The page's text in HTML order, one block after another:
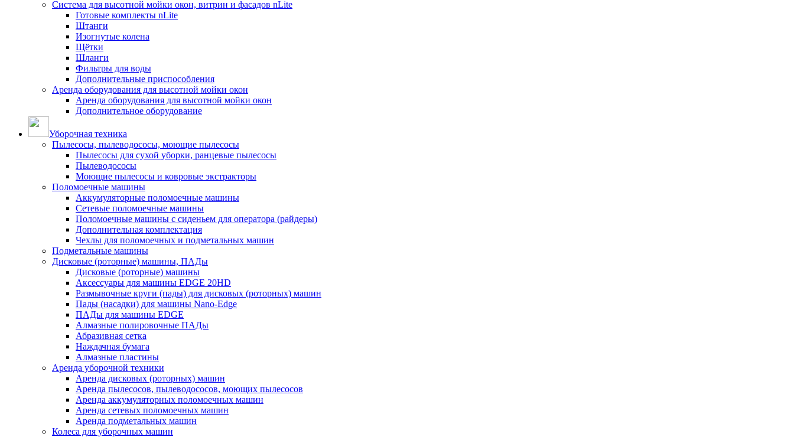
Система для высотной мойки окон, витрин и фасадов nLite
Готовые комплекты nLite
Штанги
Изогнутые колена
Щётки
Шланги
Фильтры для воды
Дополнительные приспособления
Аренда оборудования для высотной мойки окон
Аренда оборудования для высотной мойки окон
Дополнительное оборудование
Уборочная техника
Пылесосы, пылеводососы, моющие пылесосы
Пылесосы для сухой уборки, ранцевые пылесосы
Пылеводососы
Моющие пылесосы и ковровые экстракторы
Поломоечные машины
Аккумуляторные поломоечные машины
Сетевые поломоечные машины
Поломоечные машины с сиденьем для оператора (райдеры)
Дополнительная комплектация
Чехлы для поломоечных и подметальных машин
Подметальные машины
Дисковые (роторные) машины, ПАДы
Дисковые (роторные) машины
Аксессуары для машины EDGE 20HD
Размывочные круги (пады) для дисковых (роторных) машин
Пады (насадки) для машины Nano-Edge
ПАДы для машины EDGE
Алмазные полировочные ПАДы
Абразивная сетка
Наждачная бумага
Алмазные пластины
Аренда уборочной техники
Аренда дисковых (роторных) машин
Аренда пылесосов, пылеводососов, моющих пылесосов
Аренда аккумуляторных поломоечных машин
Аренда сетевых поломоечных машин
Аренда подметальных машин
Колеса для уборочных машин